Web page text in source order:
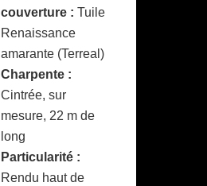
couverture : Tuile
Renaissance
amarante (Terreal)
Charpente :
Cintrée, sur
mesure, 22 m de
long
Particularité :
Rendu haut de